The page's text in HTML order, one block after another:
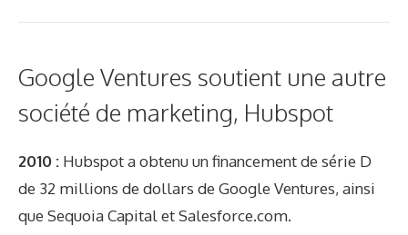
Google Ventures soutient une autre
société de marketing, Hubspot
2010 : Hubspot a obtenu un financement de série D
de 32 millions de dollars de Google Ventures, ainsi
que Sequoia Capital et Salesforce.com.